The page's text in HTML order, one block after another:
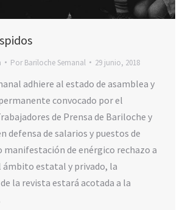
Por Bariloche Semanal 29 junio, 2018
adhiere al estado de asamblea y
convocado por el
de Prensa de Bariloche y
defensa de salarios y puestos de
manifestación de enérgico rechazo a
ámbito estatal y privado, la
la revista estará acotada a la